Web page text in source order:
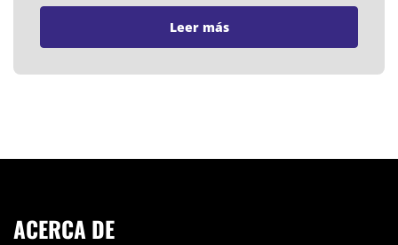
Leer más
ACERCA DE